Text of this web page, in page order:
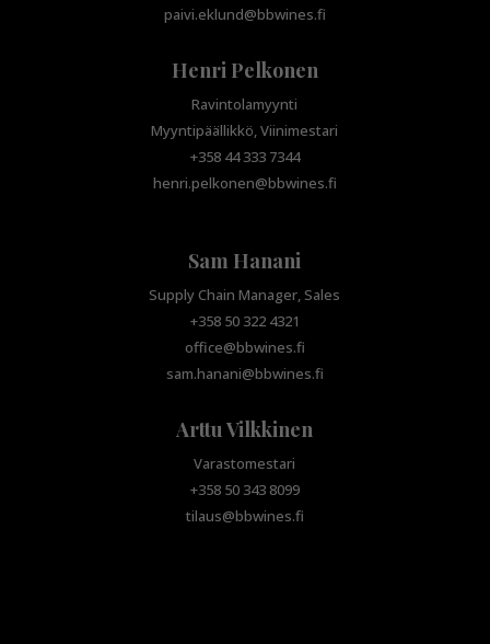
paivi.eklund@bbwines.fi
Henri Pelkonen
Ravintolamyynti
Myyntipäällikkö, Viinimestari
+358 44 333 7344
henri.pelkonen@bbwines.fi
Sam Hanani
Supply Chain Manager, Sales
+358 50 322 4321
office@bbwines.fi
sam.hanani@bbwines.fi
Arttu Vilkkinen
Varastomestari
+358 50 343 8099
tilaus@bbwines.fi